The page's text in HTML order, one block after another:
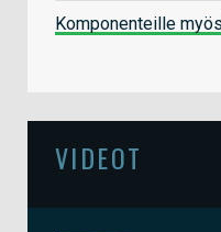
Komponenteille
VIDEOT